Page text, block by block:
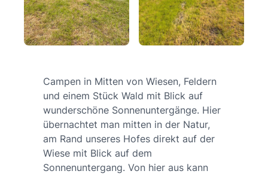
Campen in Mitten von Wiesen, Feldern
und einem Stück Wald mit Blick auf
wunderschöne Sonnenuntergänge. Hier
übernachtet man mitten in der Natur,
am Rand unseres Hofes direkt auf der
Wiese mit Blick auf dem
Sonnenuntergang. Von hier aus kann